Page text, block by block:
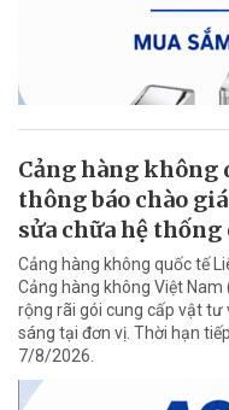
Cảng hàng không
thông báo chào
sửa chữa hệ thống
Cảng hàng không quốc tế
Cảng hàng không Việt
rộng rãi gói cung cấp vật tư
sáng tại đơn vị. Thời hạn
7/8/2026.